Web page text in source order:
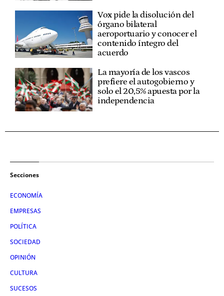
Vox pide la disolución del
órgano bilateral
aeroportuario y conocer el
contenido íntegro del
acuerdo
La mayoría de los vascos
prefiere el autogobierno y
solo el 20,5% apuesta por la
independencia
Secciones
ECONOMÍA
EMPRESAS
POLÍTICA
SOCIEDAD
OPINIÓN
CULTURA
SUCESOS